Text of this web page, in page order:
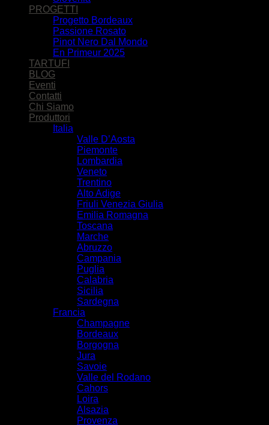
PROGETTI
Progetto Bordeaux
Passione Rosato
Pinot Nero Dal Mondo
En Primeur 2025
TARTUFI
BLOG
Eventi
Contatti
Chi Siamo
Produttori
Italia
Valle D’Aosta
Piemonte
Lombardia
Veneto
Trentino
Alto Adige
Friuli Venezia Giulia
Emilia Romagna
Toscana
Marche
Abruzzo
Campania
Puglia
Calabria
Sicilia
Sardegna
Francia
Champagne
Bordeaux
Borgogna
Jura
Savoie
Valle del Rodano
Cahors
Loira
Alsazia
Provenza